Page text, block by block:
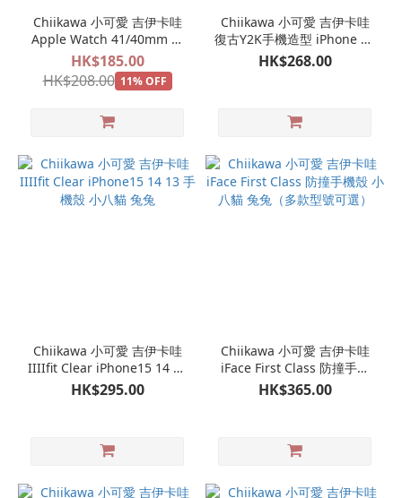
Chiikawa 小可愛 吉伊卡哇
Apple Watch 41/40mm 保
護殼/錶殼（集合款）小八貓
兔兔
HK$185.00
HK$208.00 11% OFF
Chiikawa 小可愛 吉伊卡哇
復古Y2K手機造型 iPhone 14
15 手機殼 小八貓 兔兔 小飛
HK$268.00
Chiikawa 小可愛 吉伊卡哇
IIIIfit Clear iPhone15 14 13
手機殼 小八貓 兔兔
HK$295.00
Chiikawa 小可愛 吉伊卡哇
iFace First Class 防撞手機
殼 小八貓 兔兔（多款型號可
選）
HK$365.00